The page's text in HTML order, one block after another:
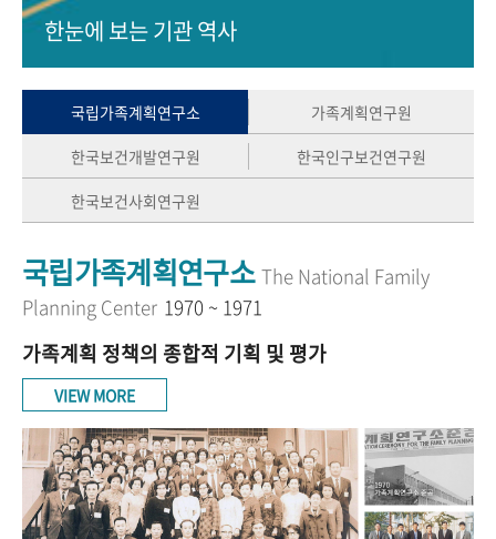
50+1 주년 기념
세계와 함께 한 KIHASA
VR 역사관
한눈에 보는기관 역사
국립가족계획연구소
가족계획연구원
한국보건개발연구원
한국인구보건연구원
한국보건사회연구원
국립가족계획연구소 The National Family
Planning Center 1970 ~ 1971
가족계획 정책의 종합적 기획 및 평가
VIEW MORE